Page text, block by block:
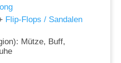
Flip-Flops / Sandalen
Mütze, Buff,